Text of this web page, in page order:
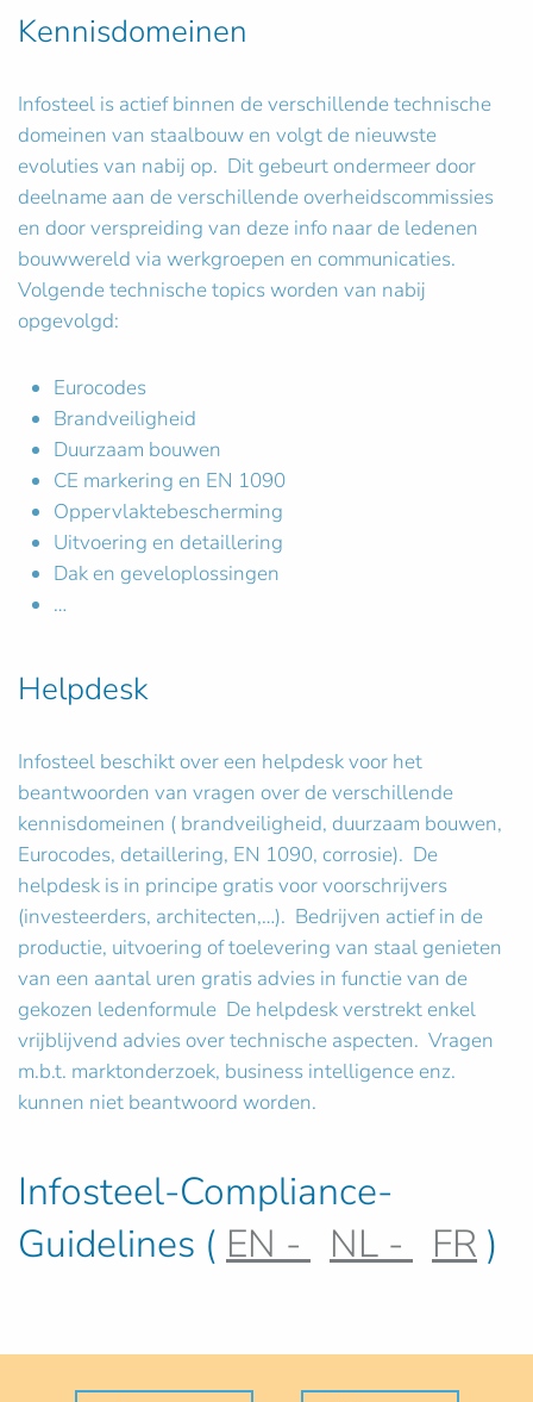
Kennisdomeinen
Infosteel is actief binnen de verschillende technische
domeinen van staalbouw en volgt de nieuwste
evoluties van nabij op. Dit gebeurt ondermeer door
deelname aan de verschillende overheidscommissies
en door verspreiding van deze info naar de ledenen
bouwwereld via werkgroepen en communicaties.
Volgende technische topics worden van nabij
opgevolgd:
Eurocodes
Brandveiligheid
Duurzaam bouwen
CE markering en EN 1090
Oppervlaktebescherming
Uitvoering en detaillering
Dak en geveloplossingen
…
Helpdesk
Infosteel beschikt over een helpdesk voor het
beantwoorden van vragen over de verschillende
kennisdomeinen ( brandveiligheid, duurzaam bouwen,
Eurocodes, detaillering, EN 1090, corrosie). De
helpdesk is in principe gratis voor voorschrijvers
(investeerders, architecten,…). Bedrijven actief in de
productie, uitvoering of toelevering van staal genieten
van een aantal uren gratis advies in functie van de
gekozen ledenformule De helpdesk verstrekt enkel
vrijblijvend advies over technische aspecten. Vragen
m.b.t. marktonderzoek, business intelligence enz.
kunnen niet beantwoord worden.
Infosteel-Compliance-
Guidelines ( EN - NL - FR )